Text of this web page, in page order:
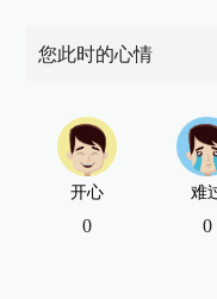
您此时的心情
开心
0
难
0